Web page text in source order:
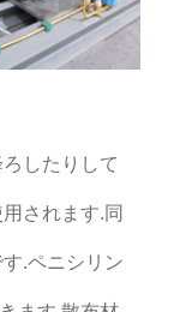
したりして
されます.同
.ペニシリン